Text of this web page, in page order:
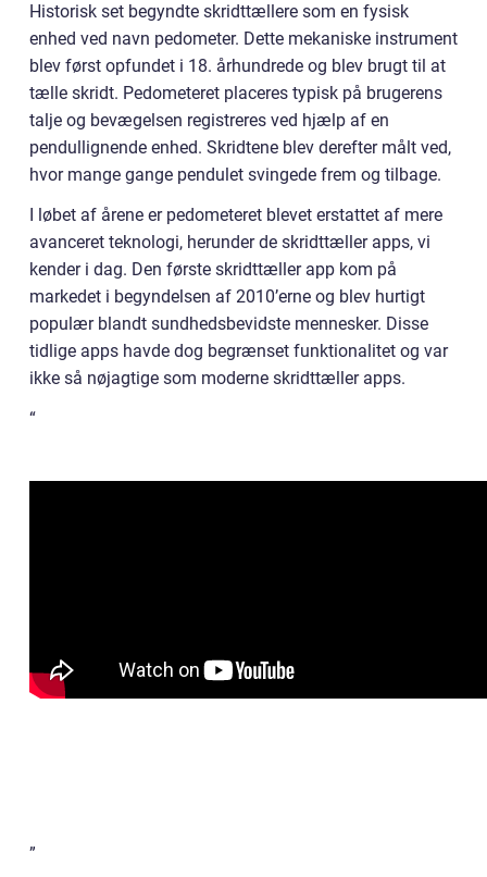
Historisk set begyndte skridttællere som en fysisk
enhed ved navn pedometer. Dette mekaniske instrument
blev først opfundet i 18. århundrede og blev brugt til at
tælle skridt. Pedometeret placeres typisk på brugerens
talje og bevægelsen registreres ved hjælp af en
pendullignende enhed. Skridtene blev derefter målt ved,
hvor mange gange pendulet svingede frem og tilbage.
I løbet af årene er pedometeret blevet erstattet af mere
avanceret teknologi, herunder de skridttæller apps, vi
kender i dag. Den første skridttæller app kom på
markedet i begyndelsen af 2010’erne og blev hurtigt
populær blandt sundhedsbevidste mennesker. Disse
tidlige apps havde dog begrænset funktionalitet og var
ikke så nøjagtige som moderne skridttæller apps.
“
”